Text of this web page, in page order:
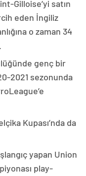
Gilloise’yi satın
eden İngiliz
o zaman 34
genç bir
2021 sezonunda
Kupası’nda da
yapan Union
play-